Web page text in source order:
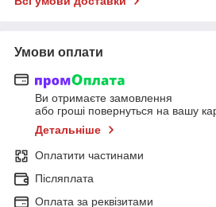
Умови оплати
Ви отримаєте замовлення
або гроші повернуться на вашу
Детальніше
Оплатити частинами
Післяплата
Оплата за реквізитами